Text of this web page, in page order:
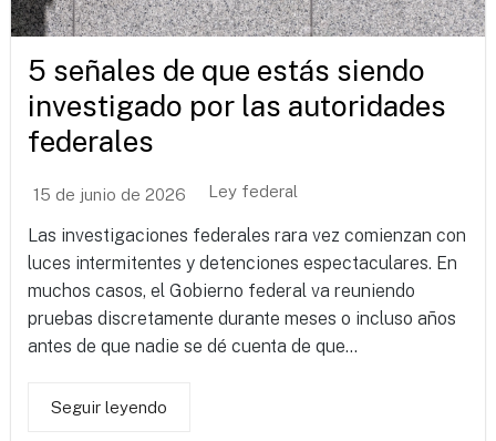
5 señales de que estás siendo
investigado por las autoridades
federales
15 de junio de 2026 Ley federal
Las investigaciones federales rara vez comienzan con
luces intermitentes y detenciones espectaculares. En
muchos casos, el Gobierno federal va reuniendo
pruebas discretamente durante meses o incluso años
antes de que nadie se dé cuenta de que...
Seguir leyendo